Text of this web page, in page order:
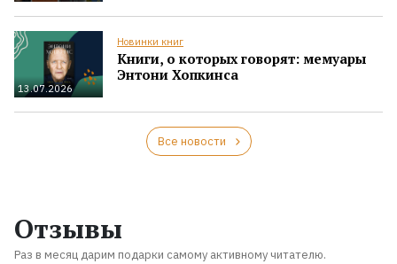
13.07.2026
Новинки книг
Книги, о которых говорят: мемуары
Энтони Хопкинса
Все новости
Отзывы
Раз в месяц дарим подарки самому активному читателю.